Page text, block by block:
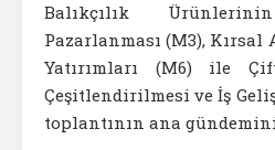
Balıkçılık
Pazarlanması (M3),
Yatırımları (M6) ile
Çeşitlendirilmesi ve İş
toplantının ana